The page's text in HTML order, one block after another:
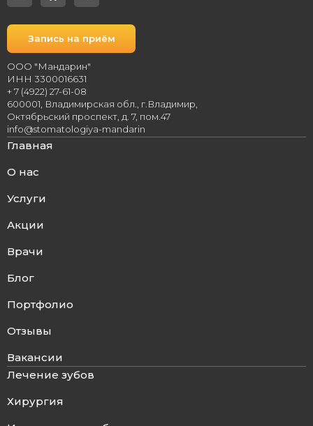
Главная
О нас
Услуги
Акции
Врачи
Блог
Портфолио
Отзывы
Вакансии
Лечение зубов
Хирургия
Запись на приём
ООО "Мандарин"
ИНН 3300016631
+ 7 (4922) 27-61-08
600001, Владимирская обл., г.Владимир,
Октябрьский проспект, д. 7, пом.47
info@stomatologiya-mandarin